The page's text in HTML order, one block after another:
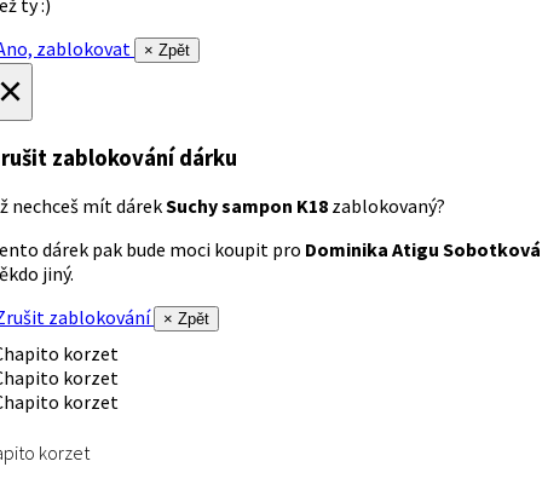
ty :)
zablokovat
× Zpět
zablokování dárku
nechceš mít dárekSuchy sampon K18 zablokovaný?
dárek pak bude moci koupit pro Dominika Atigu Sobotková
jiný.
zablokování
× Zpět
korzet